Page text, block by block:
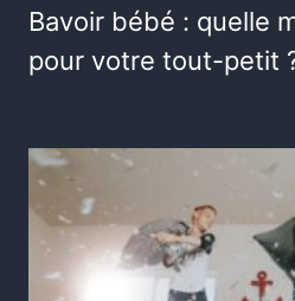
Bavoir bébé : quelle
pour votre tout-petit